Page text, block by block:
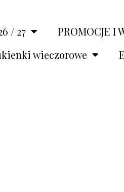
/ 27
PROMOCJE I
wieczorowe